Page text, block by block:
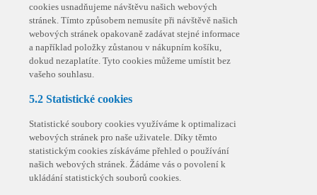
cookies usnadňujeme návštěvu našich webových
stránek. Tímto způsobem nemusíte při návštěvě našich
webových stránek opakovaně zadávat stejné informace
a například položky zůstanou v nákupním košíku,
dokud nezaplatíte. Tyto cookies můžeme umístit bez
vašeho souhlasu.
5.2 Statistické cookies
Statistické soubory cookies využíváme k optimalizaci
webových stránek pro naše uživatele. Díky těmto
statistickým cookies získáváme přehled o používání
našich webových stránek. Žádáme vás o povolení k
ukládání statistických souborů cookies.